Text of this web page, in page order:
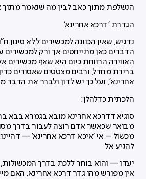
הנשלפת מתוך כאב לבין מה שנאמר מתוך
הגדרת 'דרכא אחרינא'
נדגיש, שאין הכוונה למכשירים ללא סינון
הדברים כאן מתייחסים אך ורק למכשירים
האווירה הרווחת כיום היא שאף מכשירים
ברירת מחדל, ורבים מצטטים שאסורים
אחרינא', ועל כך יש לדון ולברר את הדבר
הלכתית כדלהלן:
סוגיא דדרכא אחרינא מובא בגמרא בבא
מבואר שכאשר אדם רוצה לעבור בדרך
מכשול – אי 'איכא דרכא אחרינא' —
להגיע אל
אין מפורש מהו גדר דרכא אחרינא, האם